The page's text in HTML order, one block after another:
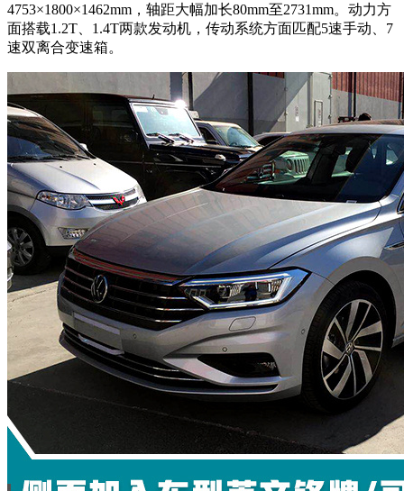
4753×1800×1462mm，轴距大幅加长80mm至2731mm。动力方
面搭载1.2T、1.4T两款发动机，传动系统方面匹配5速手动、7
速双离合变速箱。